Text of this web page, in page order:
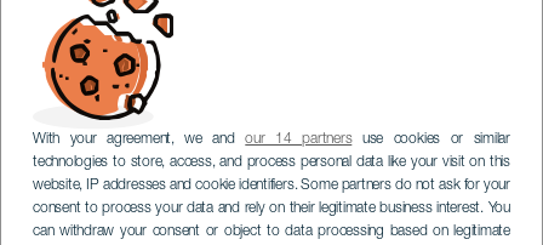
With your agreement, we andour 14 partnersuse cookies or similar
technologies to store, access, and process personal data like your visit on this
website, IP addresses and cookie identifiers. Some partners do not ask for your
consent to process your data and rely on their legitimate business interest. You
can withdraw your consent or object to data processing based on legitimate